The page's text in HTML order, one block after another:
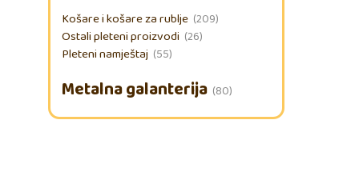
Košare i košare za rublje (209)
Ostali pleteni proizvodi (26)
Pleteni namještaj (55)
Metalna galanterija (80)